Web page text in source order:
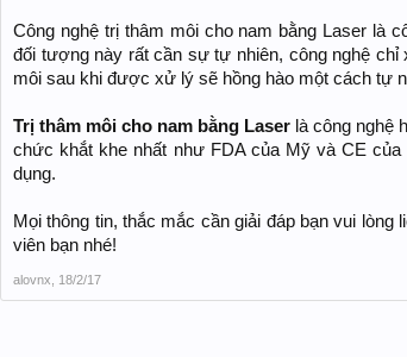
Công nghệ trị thâm môi cho nam bằng Laser là
đối tượng này rất cần sự tự nhiên, công nghệ
môi sau khi được xử lý sẽ hồng hào một cách tự
Trị thâm môi cho nam bằng Laser là công nghệ
chức khắt khe nhất như FDA của Mỹ và CE
dụng.
Mọi thông tin, thắc mắc cần giải đáp bạn vui lòng
viên bạn nhé!
alovnx 18/2/17